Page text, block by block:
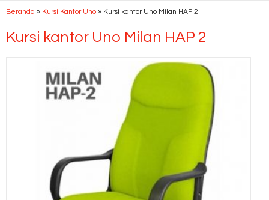
Beranda » Kursi Kantor Uno » Kursi kantor Uno Milan HAP 2
Kursi kantor Uno Milan HAP 2